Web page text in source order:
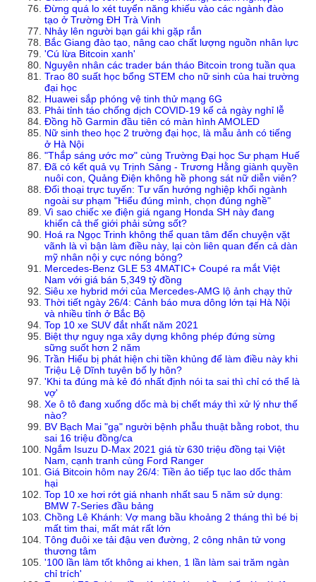
Đừng quá lo xét tuyển năng khiếu vào các ngành đào
tạo ở Trường ĐH Trà Vinh
Nhảy lên người bạn gái khi gặp rắn
Bắc Giang đào tạo, nâng cao chất lượng nguồn nhân lực
'Cú lừa Bitcoin xanh'
Nguyên nhân các trader bán tháo Bitcoin trong tuần qua
Trao 80 suất học bổng STEM cho nữ sinh của hai trường
đại học
Huawei sắp phóng vệ tinh thử mạng 6G
Phải tỉnh táo chống dịch COVID-19 kể cả ngày nghỉ lễ
Đồng hồ Garmin đầu tiên có màn hình AMOLED
Nữ sinh theo học 2 trường đại học, là mẫu ảnh có tiếng
ở Hà Nội
"Thắp sáng ước mơ" cùng Trường Đại học Sư phạm Huế
Đã có kết quả vụ Trịnh Sảng - Trương Hằng giành quyền
nuôi con, Quảng Điện không hề phong sát nữ diễn viên?
Đối thoại trực tuyến: Tư vấn hướng nghiệp khối ngành
ngoài sư phạm "Hiểu đúng mình, chọn đúng nghề"
Vì sao chiếc xe điện giá ngang Honda SH này đang
khiến cả thế giới phải sửng sốt?
Hoá ra Ngọc Trinh không thể quan tâm đến chuyện vặt
vãnh là vì bận làm điều này, lại còn liên quan đến cả dàn
mỹ nhân nội y cực nóng bỏng?
Mercedes-Benz GLE 53 4MATIC+ Coupé ra mắt Việt
Nam với giá bán 5,349 tỷ đồng
Siêu xe hybrid mới của Mercedes-AMG lộ ảnh chạy thử
Thời tiết ngày 26/4: Cảnh báo mưa dông lớn tại Hà Nội
và nhiều tỉnh ở Bắc Bộ
Top 10 xe SUV đắt nhất năm 2021
Biệt thự nguy nga xây dựng không phép đứng sừng
sững suốt hơn 2 năm
Trần Hiểu bị phát hiện chi tiền khủng để làm điều này khi
Triệu Lệ Dĩnh tuyên bố ly hôn?
'Khi ta đúng mà kẻ đó nhất định nói ta sai thì chỉ có thể là
vợ'
Xe ô tô đang xuống dốc mà bị chết máy thì xử lý như thế
nào?
BV Bạch Mai "gạ" người bệnh phẫu thuật bằng robot, thu
sai 16 triệu đồng/ca
Ngắm Isuzu D-Max 2021 giá từ 630 triệu đồng tại Việt
Nam, cạnh tranh cùng Ford Ranger
Giá Bitcoin hôm nay 26/4: Tiền ảo tiếp tục lao dốc thảm
hại
Top 10 xe hơi rớt giá nhanh nhất sau 5 năm sử dụng:
BMW 7-Series đầu bảng
Chồng Lê Khánh: Vợ mang bầu khoảng 2 tháng thì bé bị
mất tim thai, mất mát rất lớn
Tông đuôi xe tải đậu ven đường, 2 công nhân tử vong
thương tâm
'100 lần làm tốt không ai khen, 1 lần làm sai trăm ngàn
chỉ trích'